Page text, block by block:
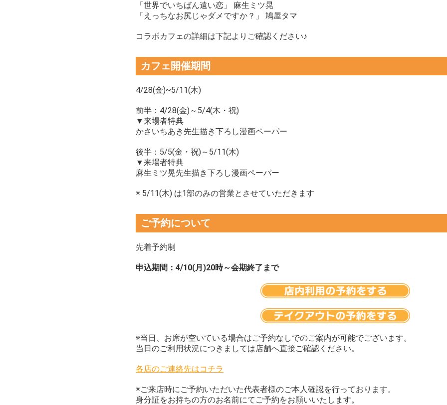
「世界でいちばん遠い恋」 麻生ミツ晃
「えっちなお尻じゃダメですか？」 鳩屋タマ
コラボカフェの詳細は下記よりご確認ください♪
カフェ開催期間
4/28(金)~5/11(木)
前半：4/28(金)～5/4(木・祝)
▼来場者特典
かさいちあき先生描き下ろし漫画ペーパー
後半：5/5(金・祝)～5/11(木)
▼来場者特典
麻生ミツ晃先生描き下ろし漫画ペーパー
※ 5/11(木) は1部のみの営業とさせていただきます
ご予約について
先着予約制
申込期間：4/10(月)20時～会期終了まで
※当日、お席が空いている場合はご予約なしでのご案内が可能でございます。
当日のご利用状況につきましては店舗へ直接ご確認ください。
各店のご連絡先はコチラ
※ご来店時にご予約いただいた代表者様のご本人確認を行っております。
身分証をお持ちの方のお名前にてご予約をお願いいたします。